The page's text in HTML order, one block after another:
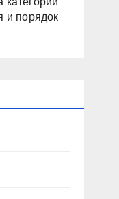
и порядок